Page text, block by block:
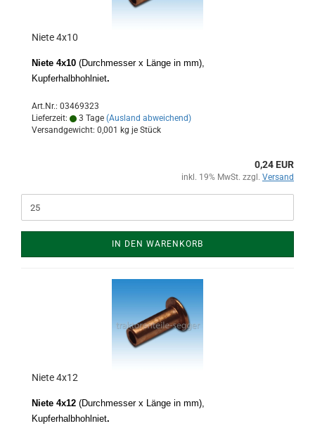
Niete 4x10
Niete 4x10 (Durchmesser x Länge in mm),
Kupferhalbhohlniet.
Art.Nr.: 03469323
Lieferzeit:
3 Tage (Ausland abweichend)
Versandgewicht: 0,001 kg je Stück
0,24 EUR
inkl. 19% MwSt. zzgl. Versand
IN DEN WARENKORB
Niete 4x12
Niete 4x12 (Durchmesser x Länge in mm),
Kupferhalbhohlniet.